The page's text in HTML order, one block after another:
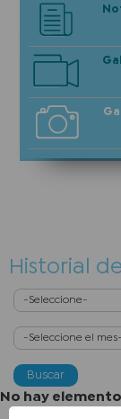
Historial
Buscar
No hay